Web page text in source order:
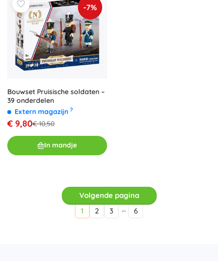
-7%
Bouwset Pruisische soldaten –
39 onderdelen
Extern magazijn ?
€ 9,80€ 10,50
In mandje
Volgende pagina
1
2 3 … 6